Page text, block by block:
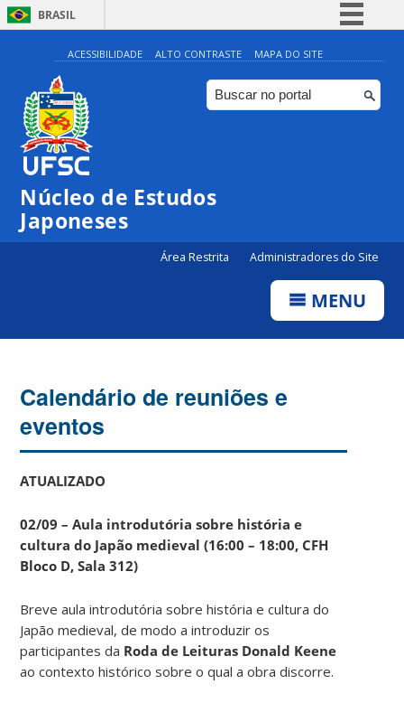
BRASIL
Simplifique!
Comunica BR
Participe
ACESSIBILIDADE ALTO CONTRASTE MAPA DO SITE
Núcleo de Estudos
Japoneses
Área Restrita Administradores do Site
MENU
Calendário de reuniões e
eventos
ATUALIZADO
02/09 – Aula introdutória sobre história e
cultura do Japão medieval (16:00 – 18:00, CFH
Bloco D, Sala 312)
Breve aula introdutória sobre história e cultura do
Japão medieval, de modo a introduzir os
participantes da Roda de Leituras Donald Keene
ao contexto histórico sobre o qual a obra discorre.